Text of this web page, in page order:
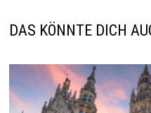
DAS KÖNNTE DICH